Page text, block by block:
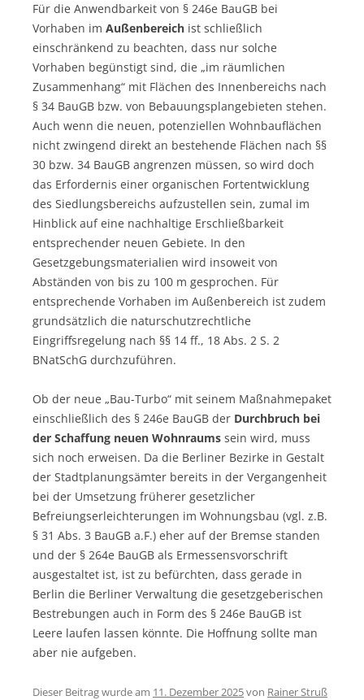
Für die Anwendbarkeit von § 246e BauGB bei
Vorhaben im Außenbereich ist schließlich
einschränkend zu beachten, dass nur solche
Vorhaben begünstigt sind, die „im räumlichen
Zusammenhang“ mit Flächen des Innenbereichs nach
§ 34 BauGB bzw. von Bebauungsplangebieten stehen.
Auch wenn die neuen, potenziellen Wohnbauflächen
nicht zwingend direkt an bestehende Flächen nach §§
30 bzw. 34 BauGB angrenzen müssen, so wird doch
das Erfordernis einer organischen Fortentwicklung
des Siedlungsbereichs aufzustellen sein, zumal im
Hinblick auf eine nachhaltige Erschließbarkeit
entsprechender neuen Gebiete. In den
Gesetzgebungsmaterialien wird insoweit von
Abständen von bis zu 100 m gesprochen. Für
entsprechende Vorhaben im Außenbereich ist zudem
grundsätzlich die naturschutzrechtliche
Eingriffsregelung nach §§ 14 ff., 18 Abs. 2 S. 2
BNatSchG durchzuführen.
Ob der neue „Bau-Turbo“ mit seinem Maßnahmepaket
einschließlich des § 246e BauGB der Durchbruch bei
der Schaffung neuen Wohnraums sein wird, muss
sich noch erweisen. Da die Berliner Bezirke in Gestalt
der Stadtplanungsämter bereits in der Vergangenheit
bei der Umsetzung früherer gesetzlicher
Befreiungserleichterungen im Wohnungsbau (vgl. z.B.
§ 31 Abs. 3 BauGB a.F.) eher auf der Bremse standen
und der § 264e BauGB als Ermessensvorschrift
ausgestaltet ist, ist zu befürchten, dass gerade in
Berlin die Berliner Verwaltung die gesetzgeberischen
Bestrebungen auch in Form des § 246e BauGB ist
Leere laufen lassen könnte. Die Hoffnung sollte man
aber nie aufgeben.
Dieser Beitrag wurde am 11. Dezember 2025von Rainer Struß